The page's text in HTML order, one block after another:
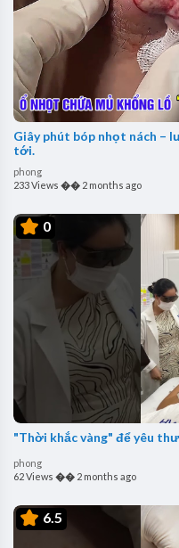
Giây phút bóp nhọt nách –
tới.
phong
233 Views �� 2 months ago
0
"Thời khắc vàng" để yêu
phong
62 Views �� 2 months ago
6.5